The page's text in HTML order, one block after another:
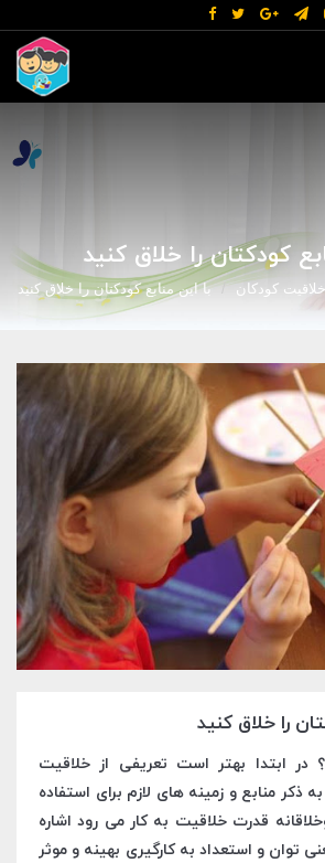
کودکتان را خلاق کنید
کودکان با این منابع کودکتان را خلاق کنید
را خلاق کنید
ابتدا بهتر است تعریفی از خلاقیت
ذکر منابع و زمینه های لازم برای استفاده
قدرت خلاقیت به کار می رود اشاره
توان و استعداد به کارگیری بهینه و موثر